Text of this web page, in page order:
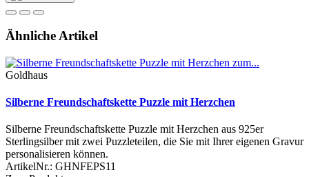
Ähnliche Artikel
Goldhaus
Silberne Freundschaftskette Puzzle mit Herzchen
Silberne Freundschaftskette Puzzle mit Herzchen aus 925er
Sterlingsilber mit zwei Puzzleteilen, die Sie mit Ihrer eigenen Gravur
personalisieren können.
ArtikelNr.: GHNFEPS11